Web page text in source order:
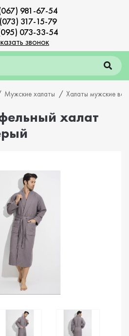
981-67-54
317-15-79
073-33-54
звонок
Мужские халаты Халаты мужские
халат